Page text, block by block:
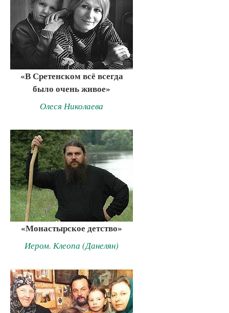
«В Сретенском всё всегда
было очень живое»
Олеся Николаева
«Монастырское детство»
Иером. Клеопа (Данелян)